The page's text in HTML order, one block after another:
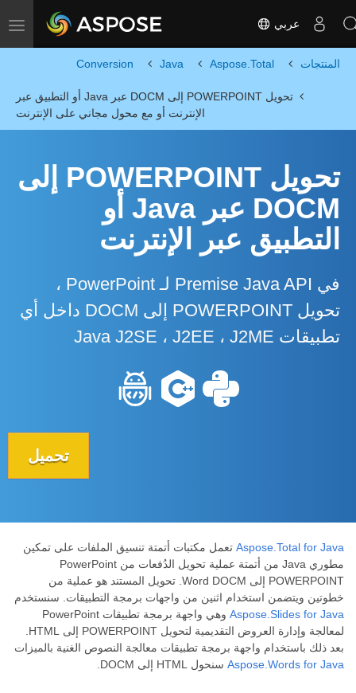
Toggle navigation عربي
المنتجات Aspose.Total
Java
Conversion
تحويل POWERPOINT إلى DOCM عبر Java أو التطبيق عبر
الإنترنت أو مع محول مجاني على الإنترنت
تحويل POWERPOINT إلى
DOCM عبر Java أو
التطبيق عبر الإنترنت
في Premise Java API لـ PowerPoint ،
تحويل POWERPOINT إلى DOCM داخل أي
تطبيقات Java J2SE ، J2EE ، J2ME
تحميل
Aspose.Total for Java تعمل مكتبات أتمتة تنسيق الملفات على تمكين
مطوري Java من أتمتة عملية تحويل الدُفعات من PowerPoint
POWERPOINT إلى Word DOCM. تحويل المستند هو عملية من
خطوتين ويتضمن استخدام اثنين من واجهات برمجة التطبيقات. سنستخدم
Aspose.Slides for Java
وهي واجهة برمجة تطبيقات PowerPoint
بعد ذلك باستخدام واجهة برمجة تطبيقات معالجة النصوص الغنية بالميزات
Aspose.Words for Java سنحول HTML إلى DOCM.